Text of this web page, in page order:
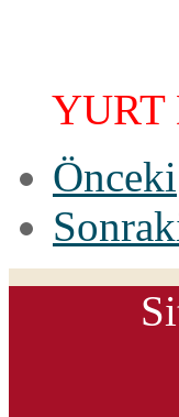
YURT
Önceki